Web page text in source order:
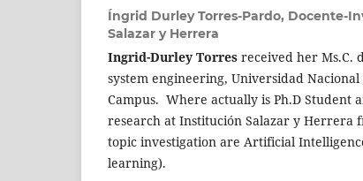
Íngrid Durley Torres-Pardo, Docente-
Salazar y Herrera
Ingrid-Durley Torres received her Ms.C.
system engineering, Universidad
Campus. Where actually is Ph.D Student
research at Institución Salazar y Herrera
topic investigation are Artificial
learning).